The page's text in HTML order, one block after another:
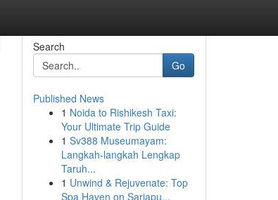
Search
Go
Published News
1 Noida to Rishikesh Taxi:
Your Ultimate Trip Guide
1 Sv388 Museumayam:
Langkah-langkah Lengkap
Taruh...
1 Unwind & Rejuvenate: Top
Spa Haven on Sarjapu...